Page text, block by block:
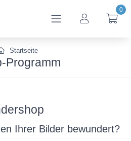
0
Startseite
Programm
Ihrer Bilder bewundert?